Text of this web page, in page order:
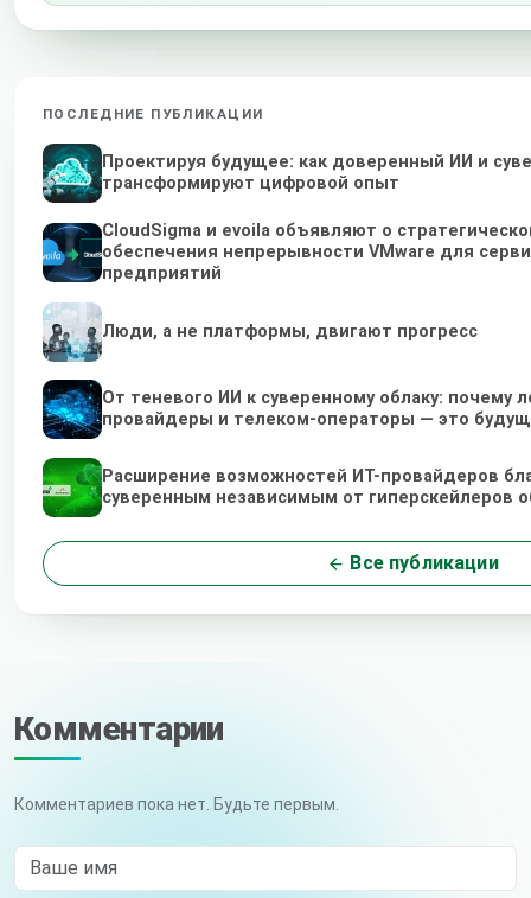
ПОСЛЕДНИЕ ПУБЛИКАЦИИ
Проектируя будущее: как доверенный ИИ и
трансформируют цифровой опыт
CloudSigma и evoila объявляют о
обеспечения непрерывности VMware для
предприятий
Люди, а не платформы, двигают прогресс
От теневого ИИ к суверенному облаку: почему
провайдеры и телеком-операторы — это
Расширение возможностей ИТ-провайдеров
суверенным независимым от гиперскейлеров
Все публикации
Комментарии
Комментариев пока нет. Будьте первым.
Ваше имя